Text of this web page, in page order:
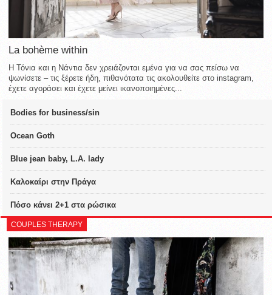
La bohème within
Η Τόνια και η Νάντια δεν χρειάζονται εμένα για να σας πείσω να
ψωνίσετε – τις ξέρετε ήδη, πιθανότατα τις ακολουθείτε στο instagram,
έχετε αγοράσει και έχετε μείνει ικανοποιημένες...
Bodies for business/sin
Ocean Goth
Blue jean baby, L.A. lady
Καλοκαίρι στην Πράγα
Πόσο κάνει 2+1 στα ρώσικα
COUPLES THERAPY